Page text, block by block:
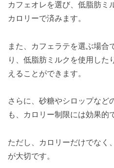
カフェオレを選び、低脂肪ミ
カロリーで済みます。
また、カフェラテを選ぶ場合
り、低脂肪ミルクを使用した
えることができます。
さらに、砂糖やシロップなど
も、カロリー制限には効果的
ただし、カロリーだけでなく
が大切です。